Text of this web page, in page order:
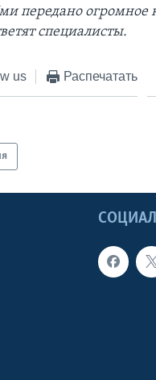
передано огромное
специалисты.
us Распечатать